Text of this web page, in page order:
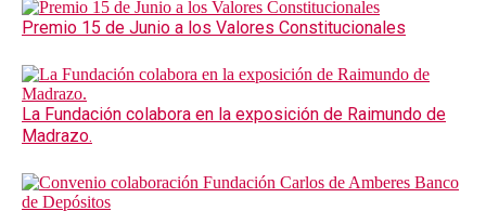
Premio 15 de Junio a los Valores Constitucionales
La Fundación colabora en la exposición de Raimundo de
Madrazo.